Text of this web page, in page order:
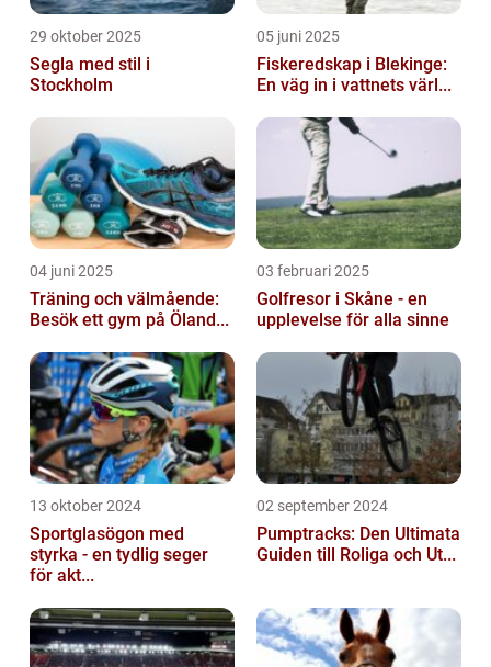
29 oktober 2025
Segla med stil i
Stockholm
05 juni 2025
Fiskeredskap i Blekinge:
En väg in i vattnets värl...
04 juni 2025
Träning och välmående:
Besök ett gym på Öland...
03 februari 2025
Golfresor i Skåne - en
upplevelse för alla sinne
13 oktober 2024
Sportglasögon med
styrka - en tydlig seger
för akt...
02 september 2024
Pumptracks: Den Ultimata
Guiden till Roliga och Ut...